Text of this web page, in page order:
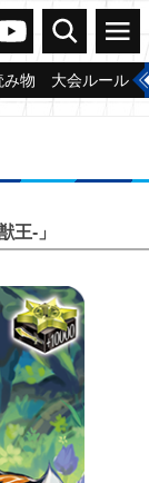
ンガードch
検索 メニュー
み物 大会ルール
王-」